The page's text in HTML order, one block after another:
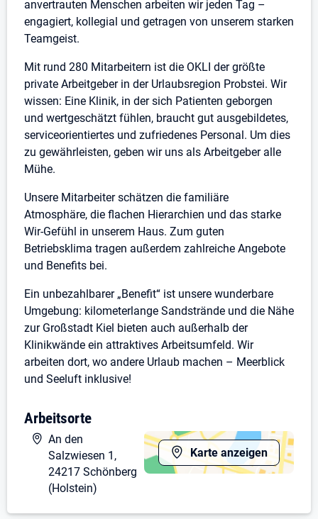
anvertrauten Menschen arbeiten wir jeden Tag –
engagiert, kollegial und getragen von unserem starken
Teamgeist.
Mit rund 280 Mitarbeitern ist die OKLI der größte
private Arbeitgeber in der Urlaubsregion Probstei. Wir
wissen: Eine Klinik, in der sich Patienten geborgen
und wertgeschätzt fühlen, braucht gut ausgebildetes,
serviceorientiertes und zufriedenes Personal. Um dies
zu gewährleisten, geben wir uns als Arbeitgeber alle
Mühe.
Unsere Mitarbeiter schätzen die familiäre
Atmosphäre, die flachen Hierarchien und das starke
Wir-Gefühl in unserem Haus. Zum guten
Betriebsklima tragen außerdem zahlreiche Angebote
und Benefits bei.
Ein unbezahlbarer „Benefit“ ist unsere wunderbare
Umgebung: kilometerlange Sandstrände und die Nähe
zur Großstadt Kiel bieten auch außerhalb der
Klinikwände ein attraktives Arbeitsumfeld. Wir
arbeiten dort, wo andere Urlaub machen – Meerblick
und Seeluft inklusive!
Examinierte Pflegekraft (m/w/d) der Alten- oder
Krankenpflege in Voll-/Teilzeit
Ihre Aufgaben
Arbeitsorte
Karte anzeigen
An den
Salzwiesen 1,
24217 Schönberg
(Holstein)